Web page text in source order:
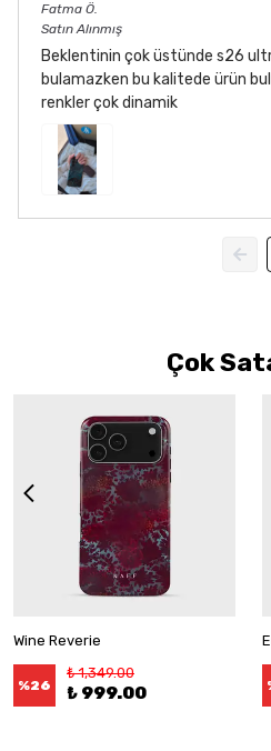
Fatma Ö.
Satın Alınmış
Beklentinin çok üstünde s26
bulamazken bu kalitede ürün
renkler çok dinamik
Çok
Wine Reverie
%26
₺ 1,349.00
₺ 999.00